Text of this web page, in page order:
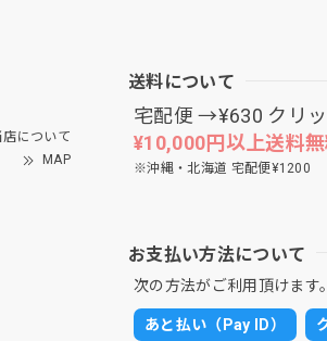
店について
MAP
送料について
宅配便 →¥630 クリ
¥10,000円以上送料
※沖縄・北海道 宅配便¥1200
お支払い方法について
次の方法がご利用頂けます。
あと払い（Pay ID）